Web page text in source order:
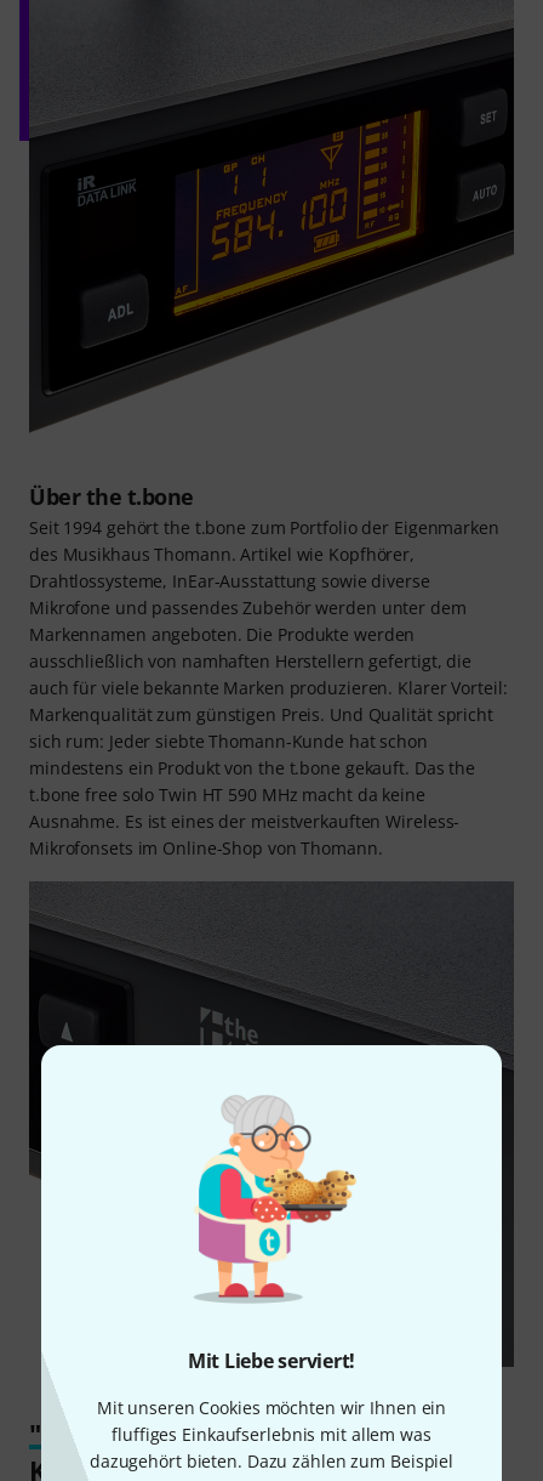
Mit Liebe serviert!
Mit unseren Cookies möchten wir Ihnen ein
fluffiges Einkaufserlebnis mit allem was
dazugehört bieten. Dazu zählen zum Beispiel
Über the t.bone
Seit 1994 gehört the t.bone zum Portfolio der Eigenmarken
des Musikhaus Thomann. Artikel wie Kopfhörer,
Drahtlossysteme, InEar-Ausstattung sowie diverse
Mikrofone und passendes Zubehör werden unter dem
Markennamen angeboten. Die Produkte werden
ausschließlich von namhaften Herstellern gefertigt, die
auch für viele bekannte Marken produzieren. Klarer Vorteil:
Markenqualität zum günstigen Preis. Und Qualität spricht
sich rum: Jeder siebte Thomann-Kunde hat schon
mindestens ein Produkt von the t.bone gekauft. Das the
t.bone free solo Twin HT 590 MHz macht da keine
Ausnahme. Es ist eines der meistverkauften Wireless-
Mikrofonsets im Online-Shop von Thomann.
"Einmal Vocal-Sound mit alles ohne
Kabelsalat, bitte!"